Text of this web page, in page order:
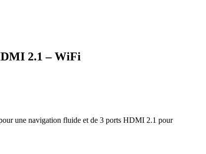
2.1 – WiFi
une navigation fluide et de 3 ports HDMI 2.1 pour